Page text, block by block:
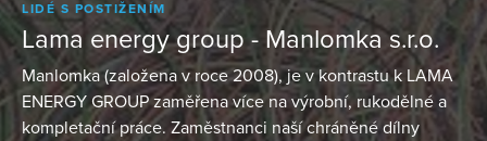
LIDÉ S POSTIŽENÍM
Lama energy group - Manlomka s.r.o.
Manlomka (založena v roce 2008), je v kontrastu k LAMA
ENERGY GROUP zaměřena více na výrobní, rukodělné a
kompletační práce. Zaměstnanci naší chráněné dílny